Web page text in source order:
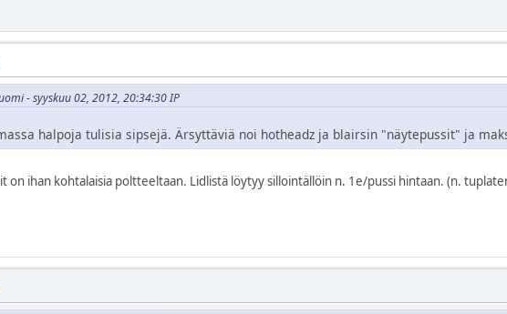
- syyskuu 02, 2012, 20:34:30 IP
halpoja tulisia sipsejä. Ärsyttäviä noi hotheadz ja blairsin "näytepussit" ja
on ihan kohtalaisia poltteeltaan. Lidlistä löytyy sillointällöin n. 1e/pussi hintaan. (n.